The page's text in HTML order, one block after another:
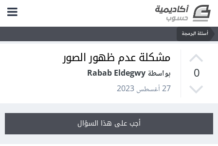
أسئلة البرمجة
0
مشكلة عدم ظهور الصور
بواسطة Rabab Eldegwy
27 أغسطس 2023
أجب على هذا السؤال